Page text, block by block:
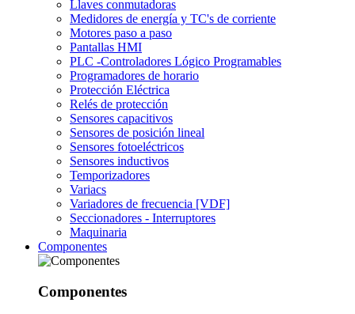
Llaves conmutadoras
Medidores de energía y TC's de corriente
Motores paso a paso
Pantallas HMI
PLC -Controladores Lógico Programables
Programadores de horario
Protección Eléctrica
Relés de protección
Sensores capacitivos
Sensores de posición lineal
Sensores fotoeléctricos
Sensores inductivos
Temporizadores
Variacs
Variadores de frecuencia [VDF]
Seccionadores - Interruptores
Maquinaria
Componentes
Componentes